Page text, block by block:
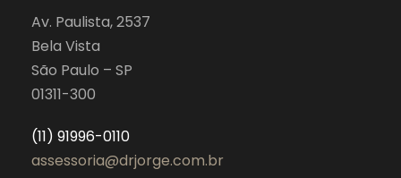
Av. Paulista, 2537
Bela Vista
São Paulo – SP
01311-300
(11) 91996-0110
assessoria@drjorge.com.br